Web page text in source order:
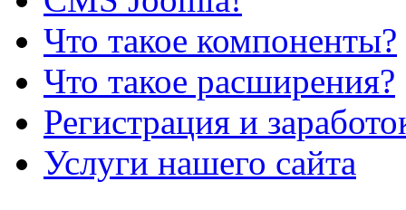
Что такое компоненты?
Что такое расширения?
Регистрация и
Услуги нашего сайта